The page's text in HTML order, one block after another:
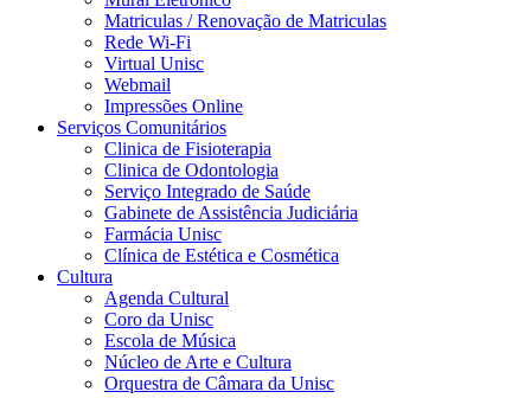
Matriculas / Renovação de Matriculas
Rede Wi-Fi
Virtual Unisc
Webmail
Impressões Online
Serviços Comunitários
Clinica de Fisioterapia
Clinica de Odontologia
Serviço Integrado de Saúde
Gabinete de Assistência Judiciária
Farmácia Unisc
Clínica de Estética e Cosmética
Cultura
Agenda Cultural
Coro da Unisc
Escola de Música
Núcleo de Arte e Cultura
Orquestra de Câmara da Unisc